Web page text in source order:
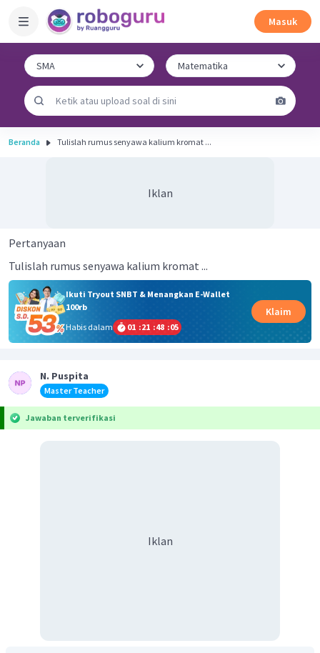
Masuk
Beranda Tulislah rumus senyawa kalium kromat ...
Iklan
Pertanyaan
Tulislah rumus senyawa kalium kromat ...
Ikuti Tryout SNBT & Menangkan E-Wallet
100rb
Habis dalam
01 :21 :48 :05
Klaim
N. Puspita
Master Teacher
Jawaban terverifikasi
Iklan